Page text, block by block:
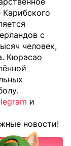
с
человек,
Кюрасао
и
новости!